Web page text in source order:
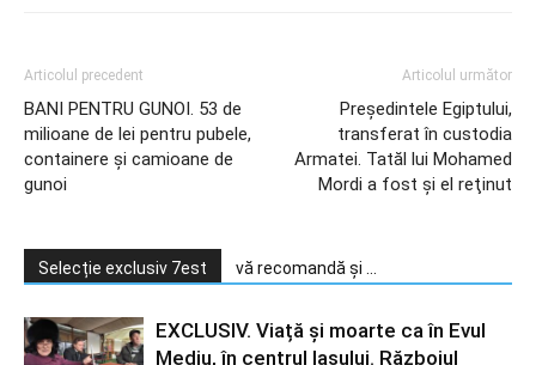
Articolul precedent
BANI PENTRU GUNOI. 53 de
milioane de lei pentru pubele,
containere şi camioane de
gunoi
Articolul următor
Preşedintele Egiptului,
transferat în custodia
Armatei. Tatăl lui Mohamed
Mordi a fost şi el reţinut
Selecție exclusiv 7est vă recomandă și ...
EXCLUSIV. Viață și moarte ca în Evul
Mediu, în centrul Iașului. Războiul